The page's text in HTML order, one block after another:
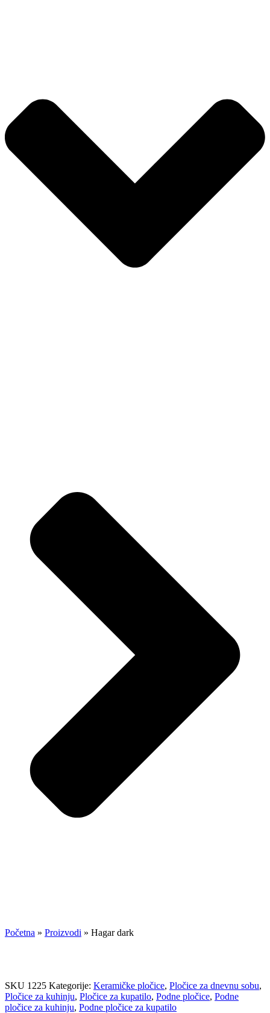
Početna » Proizvodi » Hagar dark
SKU 1225 Kategorije: Keramičke pločice, Pločice za dnevnu sobu,
Pločice za kuhinju, Pločice za kupatilo, Podne pločice, Podne
pločice za kuhinju, Podne pločice za kupatilo